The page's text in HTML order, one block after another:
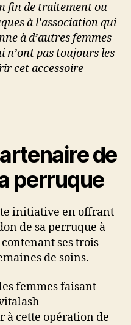
fin de traitement ou
à l’association qui
à d’autres femmes
n’ont pas toujours les
cet accessoire
de
perruque
initiative en offrant
de sa perruque à
ses trois
de soins.
femmes faisant
à cette opération de